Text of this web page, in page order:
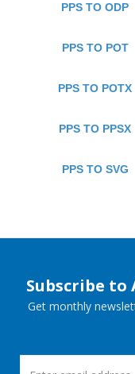
PPS TO ODP
PPS TO POT
PPS TO POTX
PPS TO PPSX
PPS TO SVG
Subscribe to
Get monthly